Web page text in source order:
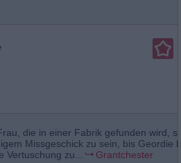
die in einer Fabrik gefunden wird,
Missgeschick zu sein, bis Geordie
Vertuschung zu...
Grantchester